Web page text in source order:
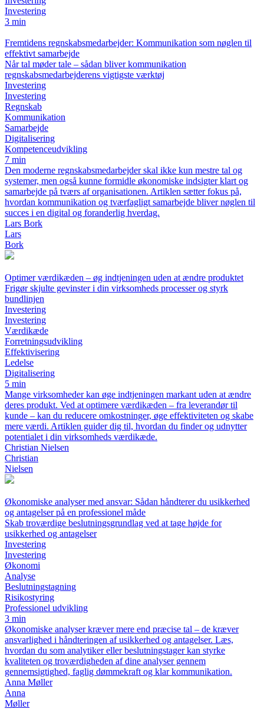
Investering
3 min
Fremtidens regnskabsmedarbejder: Kommunikation som nøglen til
effektivt samarbejde
Når tal møder tale – sådan bliver kommunikation
regnskabsmedarbejderens vigtigste værktøj
Investering
Investering
Regnskab
Kommunikation
Samarbejde
Digitalisering
Kompetenceudvikling
7 min
Den moderne regnskabsmedarbejder skal ikke kun mestre tal og
systemer, men også kunne formidle økonomiske indsigter klart og
samarbejde på tværs af organisationen. Artiklen sætter fokus på,
hvordan kommunikation og tværfagligt samarbejde bliver nøglen til
succes i en digital og foranderlig hverdag.
Lars Bork
Lars
Bork
Optimer værdikæden – øg indtjeningen uden at ændre produktet
Frigør skjulte gevinster i din virksomheds processer og styrk
bundlinjen
Investering
Investering
Værdikæde
Forretningsudvikling
Effektivisering
Ledelse
Digitalisering
5 min
Mange virksomheder kan øge indtjeningen markant uden at ændre
deres produkt. Ved at optimere værdikæden – fra leverandør til
kunde – kan du reducere omkostninger, øge effektiviteten og skabe
mere værdi. Artiklen guider dig til, hvordan du finder og udnytter
potentialet i din virksomheds værdikæde.
Christian Nielsen
Christian
Nielsen
Økonomiske analyser med ansvar: Sådan håndterer du usikkerhed
og antagelser på en professionel måde
Skab troværdige beslutningsgrundlag ved at tage højde for
usikkerhed og antagelser
Investering
Investering
Økonomi
Analyse
Beslutningstagning
Risikostyring
Professionel udvikling
3 min
Økonomiske analyser kræver mere end præcise tal – de kræver
ansvarlighed i håndteringen af usikkerhed og antagelser. Læs,
hvordan du som analytiker eller beslutningstager kan styrke
kvaliteten og troværdigheden af dine analyser gennem
gennemsigtighed, faglig dømmekraft og klar kommunikation.
Anna Møller
Anna
Møller